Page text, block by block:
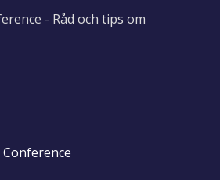
- Råd och tips om